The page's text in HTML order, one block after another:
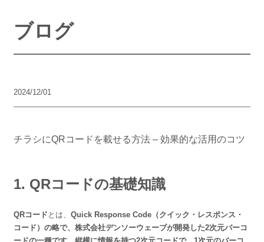
制作実績
チラシ・フライヤー
Q&A よくあるご質問
お見積もりフォーム
ブログ
2024/12/01
チラシにQRコードを載せる方法 – 効果的な活用のコツ
1. QRコードの基礎知識
QRコード とは、 Quick Response Code（クイック・レスポンス・
コード）の略で、株式会社デンソーウェーブが開発した2次元バーコ